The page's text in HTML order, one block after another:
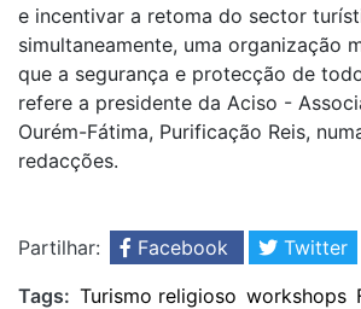
e incentivar a retoma do sector
simultaneamente, uma organização
que a segurança e protecção de
refere a presidente da Aciso -
Ourém-Fátima, Purificação Reis,
redacções.
Partilhar: Facebook
Twitter
Tags: Turismo religioso workshops